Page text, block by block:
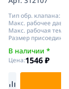
Тип обр. клапана:
Макс. рабочее
Макс. рабочая
Размер
В наличии *
Цена:1546₽